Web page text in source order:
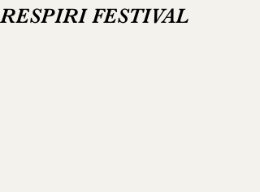
RESPIRI FESTIVAL